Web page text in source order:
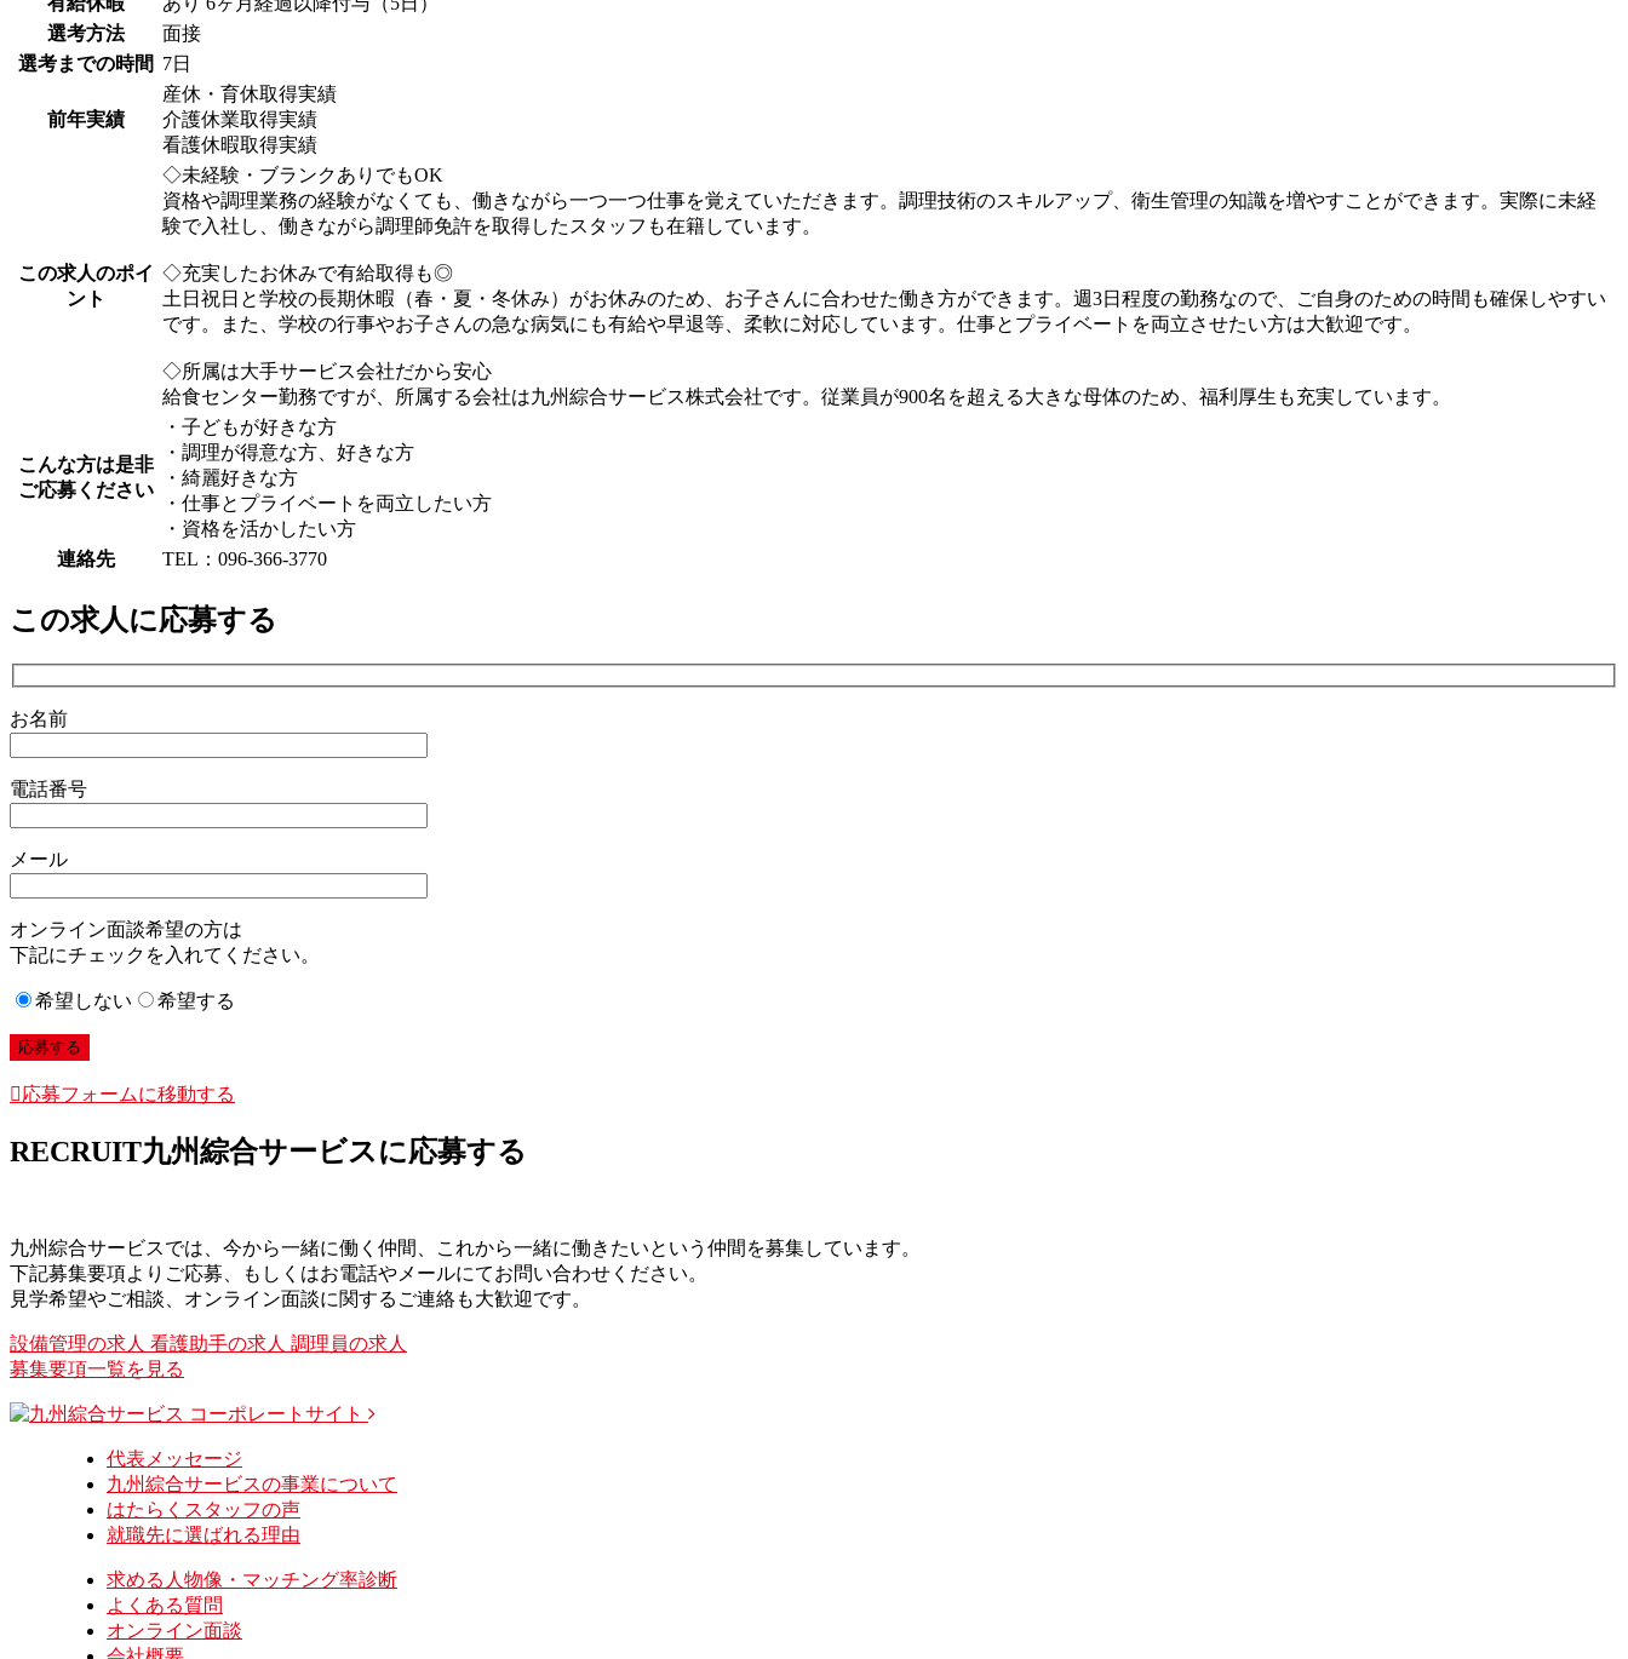
選考方法
面接
選考までの時間 7日
前年実績
産休・育休取得実績
介護休業取得実績
看護休暇取得実績
この求人のポイ
ント
◇未経験・ブランクありでもOK
資格や調理業務の経験がなくても、働きながら一つ一つ仕事を覚えていただきます。調理技術のスキルアップ、衛生管理の知識を増やすことができます。実際に未経
験で入社し、働きながら調理師免許を取得したスタッフも在籍しています。
◇充実したお休みで有給取得も◎
土日祝日と学校の長期休暇（春・夏・冬休み）がお休みのため、お子さんに合わせた働き方ができます。週3日程度の勤務なので、ご自身のための時間も確保しやすい
です。また、学校の行事やお子さんの急な病気にも有給や早退等、柔軟に対応しています。仕事とプライベートを両立させたい方は大歓迎です。
◇所属は大手サービス会社だから安心
給食センター勤務ですが、所属する会社は九州綜合サービス株式会社です。従業員が900名を超える大きな母体のため、福利厚生も充実しています。
こんな方は是非
ご応募ください
・子どもが好きな方
・調理が得意な方、好きな方
・綺麗好きな方
・仕事とプライベートを両立したい方
・資格を活かしたい方
連絡先
TEL：096-366-3770
この求人に応募する
お名前
電話番号
メール
オンライン面談希望の方は
下記にチェックを入れてください。
希望しない 希望する
応募フォームに移動する
RECRUIT九州綜合サービスに応募する
九州綜合サービスでは、今から一緒に働く仲間、これから一緒に働きたいという仲間を募集しています。
下記募集要項よりご応募、もしくはお電話やメールにてお問い合わせください。
見学希望やご相談、オンライン面談に関するご連絡も大歓迎です。
設備管理の求人 看護助手の求人 調理員の求人
募集要項一覧を見る
コーポレートサイト
代表メッセージ
九州綜合サービスの事業について
はたらくスタッフの声
就職先に選ばれる理由
求める人物像・マッチング率診断
よくある質問
オンライン面談